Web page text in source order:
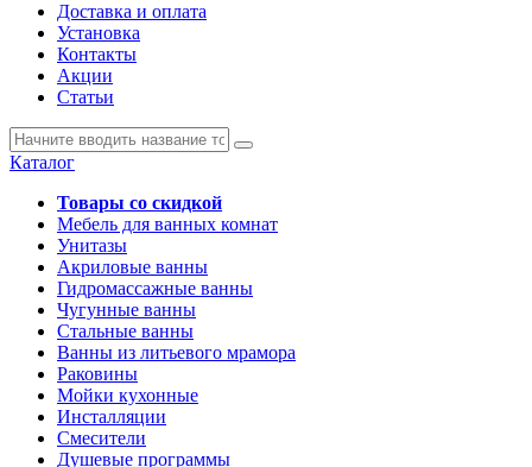
Доставка и оплата
Установка
Контакты
Акции
Статьи
Каталог
Товары со скидкой
Мебель для ванных комнат
Унитазы
Акриловые ванны
Гидромассажные ванны
Чугунные ванны
Стальные ванны
Ванны из литьевого мрамора
Раковины
Мойки кухонные
Инсталляции
Смесители
Душевые программы